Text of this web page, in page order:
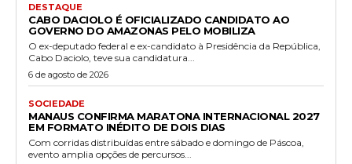
DESTAQUE
CABO DACIOLO É OFICIALIZADO CANDIDATO AO
GOVERNO DO AMAZONAS PELO MOBILIZA
O ex-deputado federal e ex-candidato à Presidência da República,
Cabo Daciolo, teve sua candidatura...
6 de agosto de 2026
SOCIEDADE
MANAUS CONFIRMA MARATONA INTERNACIONAL 2027
EM FORMATO INÉDITO DE DOIS DIAS
Com corridas distribuídas entre sábado e domingo de Páscoa,
evento amplia opções de percursos...